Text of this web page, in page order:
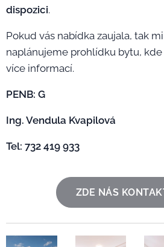
dispozici.
Pokud vás nabídka zaujala, tak
naplánujeme prohlídku bytu,
více informací.
PENB: G
Ing. Vendula Kvapilová
Tel: 732 419 933
ZDE NÁS